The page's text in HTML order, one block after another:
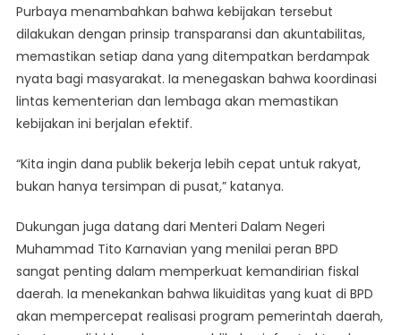
Purbaya menambahkan bahwa kebijakan tersebut
dilakukan dengan prinsip transparansi dan akuntabilitas,
memastikan setiap dana yang ditempatkan berdampak
nyata bagi masyarakat. Ia menegaskan bahwa koordinasi
lintas kementerian dan lembaga akan memastikan
kebijakan ini berjalan efektif.
“Kita ingin dana publik bekerja lebih cepat untuk rakyat,
bukan hanya tersimpan di pusat,” katanya.
Dukungan juga datang dari Menteri Dalam Negeri
Muhammad Tito Karnavian yang menilai peran BPD
sangat penting dalam memperkuat kemandirian fiskal
daerah. Ia menekankan bahwa likuiditas yang kuat di BPD
akan mempercepat realisasi program pemerintah daerah,